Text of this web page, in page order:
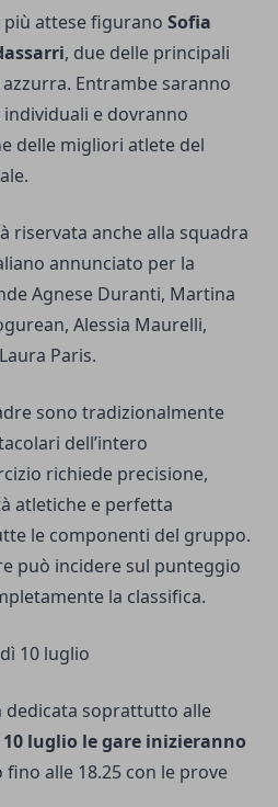
più attese figurano Sofia
, due delle principali
Entrambe saranno
e dovranno
delle migliori atlete del
riservata anche alla squadra
annunciato per la
Agnese Duranti, Martina
Alessia Maurelli,
Paris.
sono tradizionalmente
dell’intero
richiede precisione,
atletiche e perfetta
le componenti del gruppo.
può incidere sul punteggio
la classifica.
10 luglio
dedicata soprattutto alle
luglio le gare inizieranno
alle 18.25 con le prove